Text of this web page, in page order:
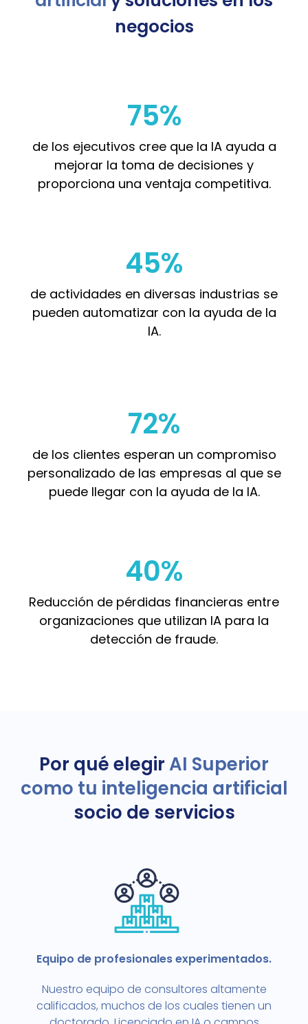
negocios
75%
de los ejecutivos cree que la IA ayuda a
mejorar la toma de decisiones y
proporciona una ventaja competitiva.
45%
de actividades en diversas industrias se
pueden automatizar con la ayuda de la
IA.
72%
de los clientes esperan un compromiso
personalizado de las empresas al que se
puede llegar con la ayuda de la IA.
40%
Reducción de pérdidas financieras entre
organizaciones que utilizan IA para la
detección de fraude.
Por qué elegirAI Superior
como tu inteligencia artificial
socio de servicios
Equipo de profesionales experimentados.
Nuestro equipo de consultores altamente
calificados, muchos de los cuales tienen un